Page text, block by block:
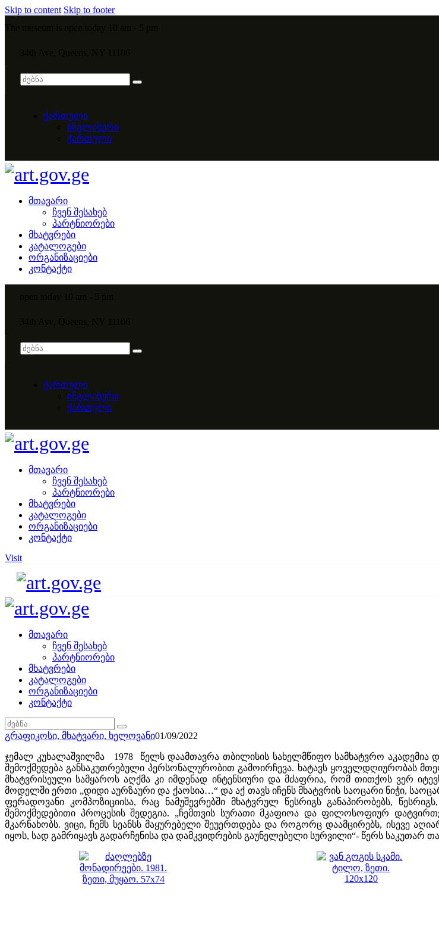
Skip to content Skip to footer
ქართული
ინგლისური
ქართული
მთავარი
ჩვენ შესახებ
პარტნიორები
მხატვრები
კატალოგები
ორგანიზაციები
კონტაქტი
ქართული
ინგლისური
ქართული
მთავარი
ჩვენ შესახებ
პარტნიორები
მხატვრები
კატალოგები
ორგანიზაციები
კონტაქტი
Visit
მთავარი
ჩვენ შესახებ
პარტნიორები
მხატვრები
კატალოგები
ორგანიზაციები
კონტაქტი
გრაფიკოსი, მხატვარი, ხელოვანი01/09/2022
ჯემალ კუხალაშვილმა 1978 წელს დაამთავრა თბილისის სახელმწიფო სამხატვრო აკადემია
შემოქმედება განსაკუთრებული პერსონალურობით გამოირჩევა. ხატავს ყოველდღიურობას
მხატვრისეული სამყაროს აღქმა კი იმდენად ინტენსიური და მძაფრია, რომ თითქოს ვერ
მოდელში ერთი „დიდი აურზაური და ქაოსია…“ და აქ თავს იჩენს მხატვრის საოცარი ნიჭი,
ფერადოვანი კომპოზიციისა, რაც ნამუშევრებში მხატვრულ წესრიგს განაპირობებს,
შემოქმედებითი პროცესის შედეგია. „ჩემთვის სურათი მკაფიოა და ფილოსოფიურ
მკარნახობს. ვიცი, ჩემს სეანსს მაყურებელი შეუერთდება და როგორც დაამცირებს, ისევე
იყოს, სად გამრიყავს გადარჩენისა და დამკვიდრების გაუნელებელი სურვილი“- წერს საკუთარ